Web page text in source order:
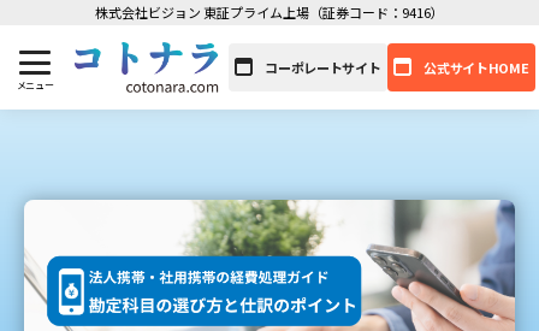
株式会社ビジョン 東証プライム上場（証券コード：9416）
コーポレートサイト 公式サイトHOME